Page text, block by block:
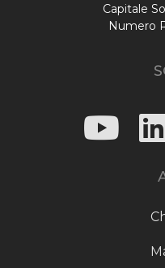
Capitale
Numero